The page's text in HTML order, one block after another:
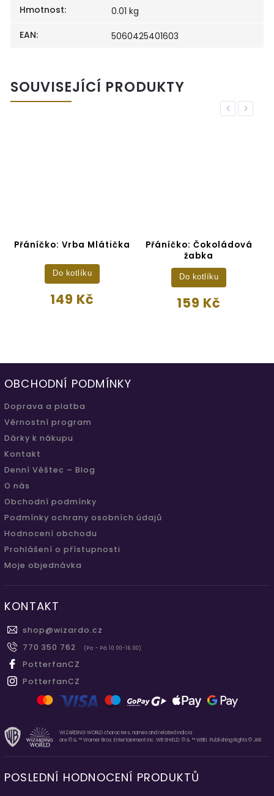
Hmotnost:
0.01 kg
EAN: 5060425401603
SOUVISEJÍCÍ PRODUKTY
Previous
Přáníčko: Vrba Mlátička
149 Kč
Do kotlíku
Přáníčko: Čokoládová
žabka
159 Kč
Do kotlíku
Next
OBCHODNÍ PODMÍNKY
Doprava a platba
Věrnostní program
Dárky k nákupu
Kontakt
Denní Věštec – Blog
O nás
Obchodní podmínky
Podmínky ochrany osobních údajů
Hodnocení obchodu
Prohlášení o přístupnosti
Moje objednávka
KONTAKT
shop@wizardo.cz
770 350 762
(Po - Pá 10.00-16.00)
PotterfanCZ
PotterfanCZ
WIZARDING WORLD characters, names and related indicia
are © & ™ Warner Bros. Entertainment Inc. WB SHIELD: © & ™ WBEI. Publishing Rights © JKR.
POSLEDNÍ HODNOCENÍ PRODUKTŮ